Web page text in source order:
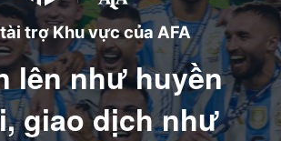
trợ Khu vực của AFA
lên như huyền
giao dịch như